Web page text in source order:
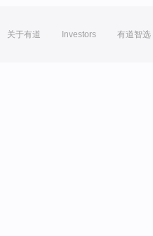
关于有道 Investors 有道智选